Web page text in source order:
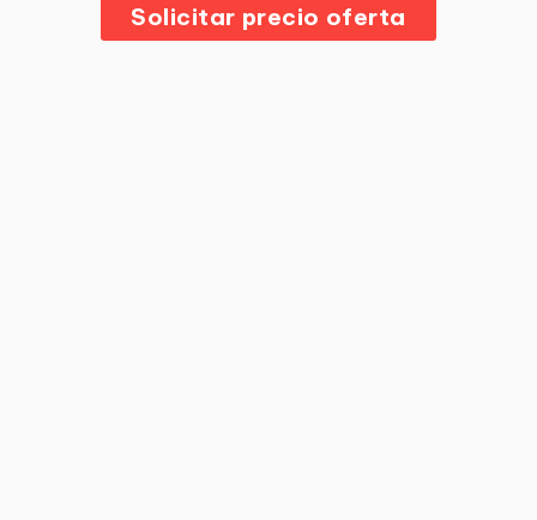
Solicitar precio oferta